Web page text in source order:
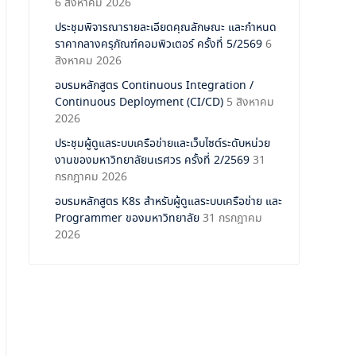
6 สิงหาคม 2026
ประชุมพิจารณารายละเอียดคุณลักษณะ และกำหนด
ราคากลางครุภัณฑ์คอมพิวเตอร์ ครั้งที่ 5/2569 6
สิงหาคม 2026
อบรมหลักสูตร Continuous Integration /
Continuous Deployment (CI/CD) 5 สิงหาคม
2026
ประชุมผู้ดูแลระบบเครือข่ายและเว็บไซต์ระดับหน่วย
งานของมหาวิทยาลัยนเรศวร ครั้งที่ 2/2569 31
กรกฎาคม 2026
อบรมหลักสูตร K8s สำหรับผู้ดูแลระบบเครือข่าย และ
Programmer ของมหาวิทยาลัย 31 กรกฎาคม
2026